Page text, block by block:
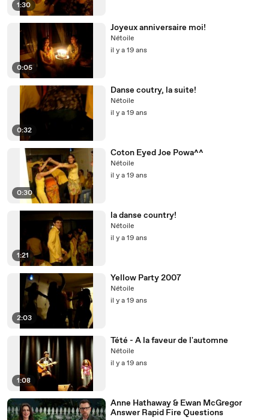
1:30
0:05
Joyeux anniversaire moi!
Nétoile
il y a 19 ans
0:32
Danse coutry, la suite!
Nétoile
il y a 19 ans
0:30
Coton Eyed Joe Powa^^
Nétoile
il y a 19 ans
1:21
la danse country!
Nétoile
il y a 19 ans
2:03
Yellow Party 2007
Nétoile
il y a 19 ans
1:08
Tété - A la faveur de l'automne
Nétoile
il y a 19 ans
Anne Hathaway & Ewan McGregor
Answer Rapid Fire Questions